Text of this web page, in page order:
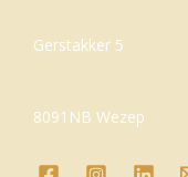
Gerstakker 5
8091NB Wezep